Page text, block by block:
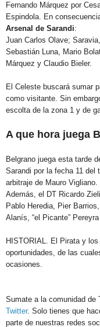
Fernando Márquez por
Espindola. En
Arsenal de Sarandi:
Juan Carlos Olave;
Sebastián Luna, Mario
Márquez y Claudio Bieler.
El Celeste buscará sumar
como visitante. Sin
escolta de la zona 1 y de
A que hora juega
Belgrano juega esta tarde
Sarandi por la fecha 11 del
arbitraje de Mauro Vigliano.
Además, el DT Ricardo
Pablo Heredia, Pier
Alanís, “el Picante”
HISTORIAL. El Pirata y
oportunidades, de las
ocasiones.
Sumate a la comunidad de
Twitter. Solo tienes que
parte de nuestras redes